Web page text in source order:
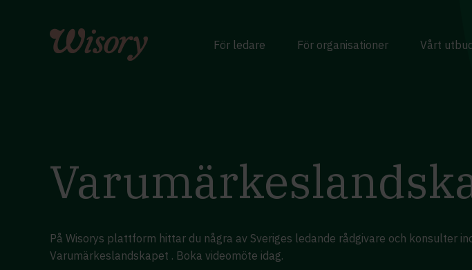
För ledare För organisationer Vårt utbud
På Wisorys plattform hittar du några av Sveriges ledande rådgivare och konsulter
Varumärkeslandskapet . Boka videomöte idag.